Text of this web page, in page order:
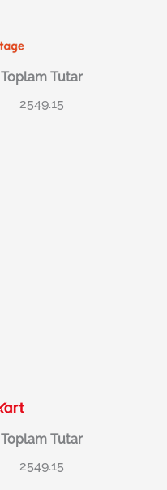
Toplam Tutar
2549.15
Toplam Tutar
2549.15